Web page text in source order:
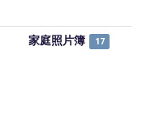
家庭照片簿 17